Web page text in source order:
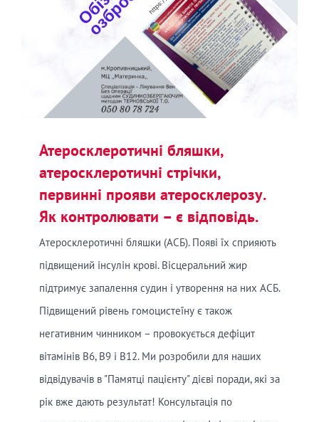
Атеросклеротичні бляшки,
атеросклеротичні стрічки,
первинні прояви атеросклерозу.
Як контролювати – є відповідь.
Атеросклеротичні бляшки (АСБ). Появі їх сприяють
підвищений інсулін крові. Вісцеральний жир
підтримує запалення судин і утворення на них АСБ.
Підвищений рівень гомоцистеїну є також
негативним чинником – провокується дефіцит
вітамінів В6, В9 і В12. Ми розробили для наших
відвідувачів в "Памятці пацієнту" дієві поради, які за
рік вже дають результат! Консультація по